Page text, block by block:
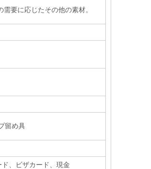
要に応じたその他の素材。
留め具
、ビザカード、現金